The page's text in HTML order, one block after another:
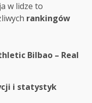
w lidze to
rankingów
Bilbao – Real
i statystyk